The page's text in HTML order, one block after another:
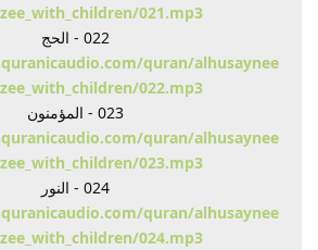
021.mp3
022 - الحج
quran/alhusaynee
022.mp3
023 - المؤمنون
quran/alhusaynee
023.mp3
024 - النور
quran/alhusaynee
024.mp3